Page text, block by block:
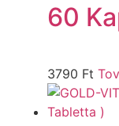
60
3790 Ft